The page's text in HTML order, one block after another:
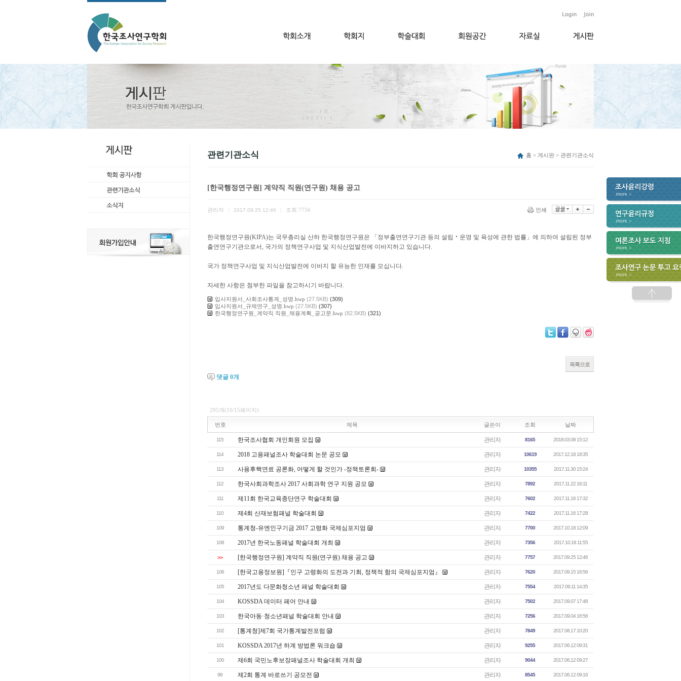
관련기관소식 홈 > 게시판 > 관련기관소식
[한국행정연구원] 계약직 직원(연구원) 채용 공고
관리자 2017.09.25 12:46 조회 7756 인쇄
한국행정연구원(KIPA)는 국무총리실 산하 한국행정연구원은 「정부출연연구기관 등의 설립‧운영 및 육성에 관한 법률」에 의하여 설립된 정부
출연연구기관으로서, 국가의 정책연구사업 및 지식산업발전에 이바지하고 있습니다.
국가 정책연구사업 및 지식산업발전에 이바지 할 유능한 인재를 모십니다.
자세한 사항은 첨부한 파일을 참고하시기 바랍니다.
입사지원서_사회조사통계_성명.hwp (27.5KB) (309)
입사지원서_규제연구_성명.hwp (27.5KB) (307)
한국행정연구원_계약직 직원_채용계획_공고문.hwp (82.5KB) (321)
목록으로
댓글 0개
295개(10/15페이지)
번호 제목 글쓴이 조회 날짜
115 한국조사협회 개인회원 모집 관리자 8165 2018.03.08 15:12
114 2018 고용패널조사 학술대회 논문 공모 관리자 10619 2017.12.18 18:35
113 사용후핵연료 공론화, 어떻게 할 것인가 -정책토론회- 관리자 10355 2017.11.30 15:24
112 한국사회과학조사 2017 사회과학 연구 지원 공모 관리자 7892 2017.11.22 16:11
111 제11회 한국교육종단연구 학술대회 관리자 7602 2017.11.16 17:32
110 제4회 산재보험패널 학술대회 관리자 7422 2017.11.16 17:28
109 통계청-유엔인구기금 2017 고령화 국제심포지엄 관리자 7700 2017.10.18 12:09
108 2017년 한국노동패널 학술대회 개최 관리자 7356 2017.10.18 11:55
>> [한국행정연구원] 계약직 직원(연구원) 채용 공고 관리자 7757 2017.09.25 12:46
106 [한국고용정보원]『인구 고령화의 도전과 기회, 정책적 함의 국제심포지엄』 관리자 7620 2017.09.15 16:56
105 2017년도 다문화청소년 패널 학술대회 관리자 7554 2017.09.11 14:35
104 KOSSDA 데이터 페어 안내 관리자 7502 2017.09.07 17:48
103 한국아동·청소년패널 학술대회 안내 관리자 7256 2017.09.04 16:56
102 [통계청]제7회 국가통계발전포럼 관리자 7849 2017.08.17 10:20
101 KOSSDA 2017년 하계 방법론 워크숍 관리자 9255 2017.06.12 09:31
100 제6회 국민노후보장패널조사 학술대회 개최 관리자 9044 2017.06.12 09:27
99 제2회 통계 바로쓰기 공모전 관리자 8545 2017.06.12 09:16